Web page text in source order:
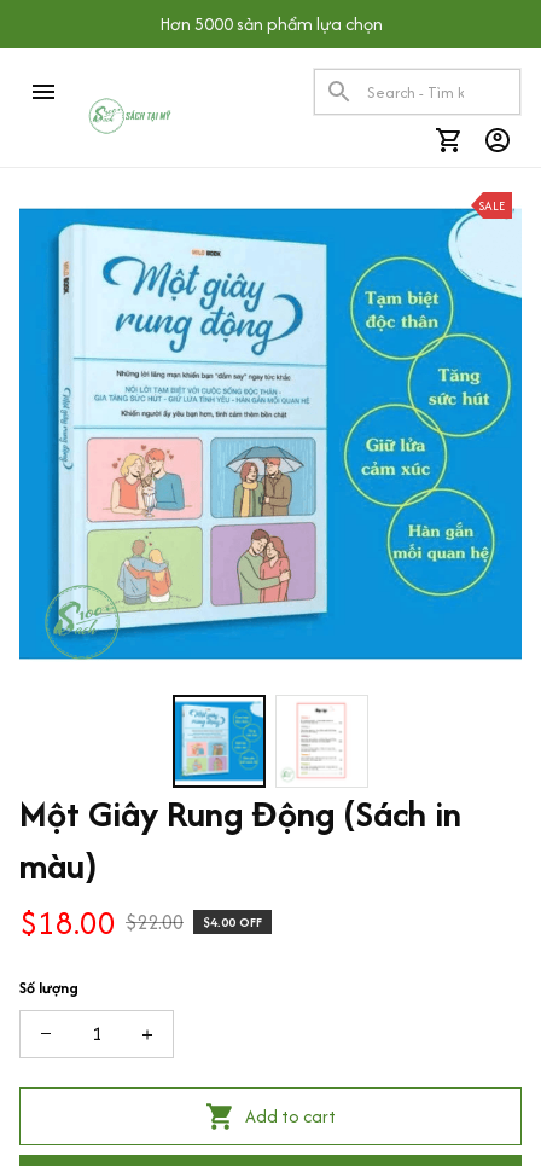
Hơn 5000 sản phẩm lựa chọn
SALE
Một Giây Rung Động (Sách in
màu)
$18.00 $22.00 $4.00 OFF
Số lượng
Add to cart